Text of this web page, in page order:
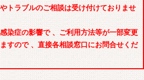
トラブルのご相談は受け付けておりませ
染症の影響で 、ご利用方法等が一部変更
すので 、直接各相談窓口にお問合せくだ